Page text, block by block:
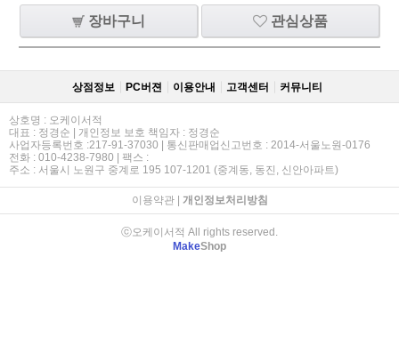
장바구니 관심상품
상점정보 PC버젼 이용안내 고객센터 커뮤니티
상호명 : 오케이서적
대표 : 정경순 | 개인정보 보호 책임자 : 정경순
사업자등록번호 :217-91-37030 | 통신판매업신고번호 : 2014-서울노원-0176
전화 : 010-4238-7980 | 팩스 :
주소 : 서울시 노원구 중계로 195 107-1201 (중계동, 동진, 신안아파트)
이용약관| 개인정보처리방침
ⓒ오케이서적 All rights reserved.
MakeShop